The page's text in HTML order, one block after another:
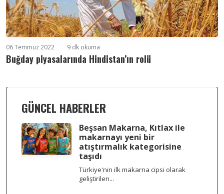
06 Temmuz 2022 9 dk okuma
Buğday piyasalarında Hindistan’ın rolü
GÜNCEL HABERLER
Beşsan Makarna, Kıtlax ile
makarnayı yeni bir
atıştırmalık kategorisine
taşıdı
Türkiye'nin ilk makarna cipsi olarak
geliştirilen...